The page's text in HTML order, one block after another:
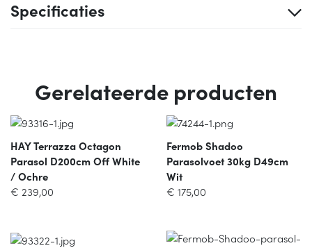
Specificaties
Gerelateerde producten
HAY Terrazza Octagon
Parasol D200cm Off White
/ Ochre
€ 239,00
Fermob Shadoo
Parasolvoet 30kg D49cm
Wit
€ 175,00